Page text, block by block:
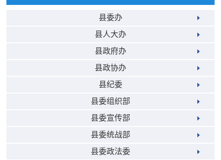
县委办
县人大办
县政府办
县政协办
县纪委
县委组织部
县委宣传部
县委统战部
县委政法委